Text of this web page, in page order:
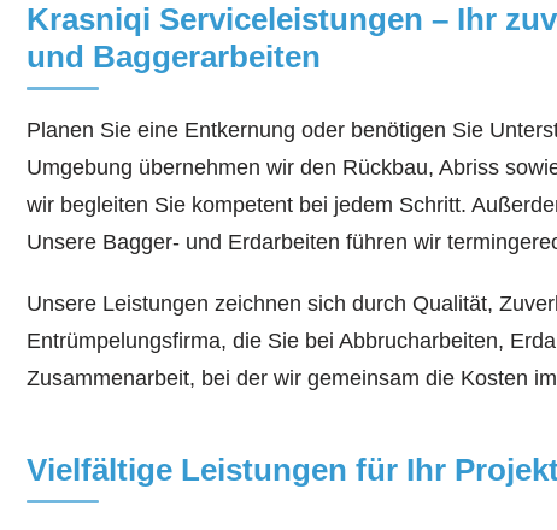
Krasniqi Serviceleistungen – Ihr
und Baggerarbeiten
Planen Sie eine Entkernung oder benötigen Sie
Umgebung übernehmen wir den Rückbau, Abriss
wir begleiten Sie kompetent bei jedem Schritt.
Unsere Bagger- und Erdarbeiten führen wir
Unsere Leistungen zeichnen sich durch Qualität,
Entrümpelungsfirma, die Sie bei Abbrucharbeiten,
Zusammenarbeit, bei der wir gemeinsam die Kosten
Vielfältige Leistungen für Ihr